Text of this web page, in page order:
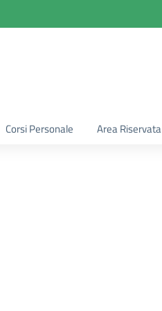
Corsi Personale Area Riservata